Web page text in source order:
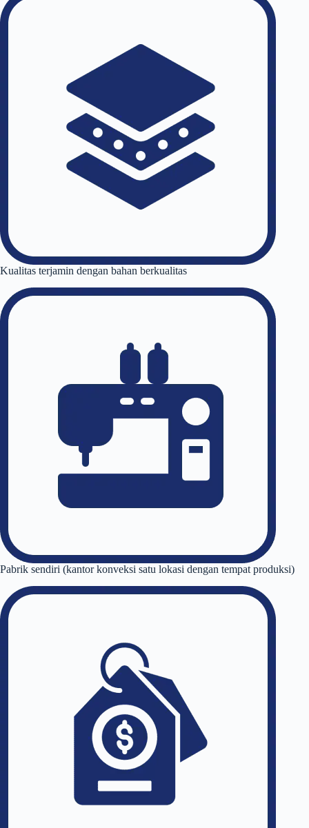
Kualitas terjamin dengan bahan berkualitas
Pabrik sendiri (kantor konveksi satu lokasi dengan tempat produksi)